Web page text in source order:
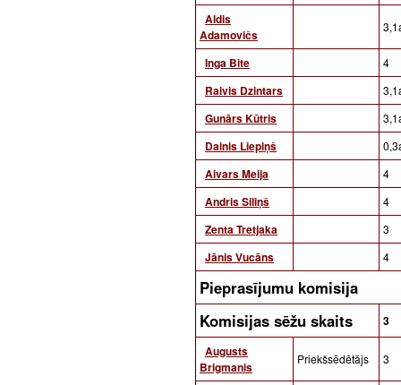
Aldis
Adamovičs
Inga Bite 4
Raivis Dzintars
Gunārs Kūtris
Dainis Liepiņš
Aivars Meija 4
Andris Siliņš 4
Zenta Tretjaka 3
Jānis Vucāns 4
Pieprasījumu komisija
Komisijas sēžu skaits
3
Augusts
Brigmanis
Priekšsēdētājs 3